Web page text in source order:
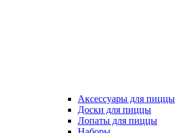
Аксессуары для пиццы
Доски для пиццы
Лопаты для пиццы